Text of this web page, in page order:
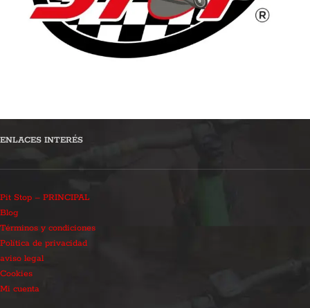
ENLACES INTERÉS
Pit Stop – PRINCIPAL
Blog
Términos y condiciones
Política de privacidad
aviso legal
Cookies
Mi cuenta